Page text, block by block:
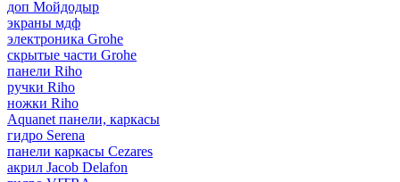
доп Мойдодыр
экраны мдф
электроника Grohe
скрытые части Grohe
панели Riho
ручки Riho
ножки Riho
Aquanet панели, каркасы
гидро Serena
панели каркасы Cezares
акрил Jacob Delafon